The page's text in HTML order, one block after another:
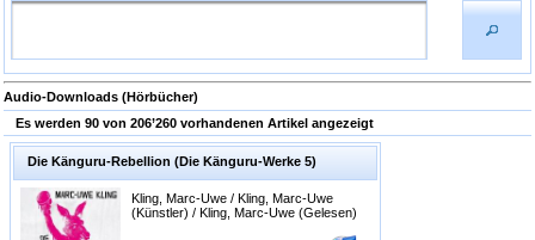
Audio-Downloads (Hörbücher)
Es werden 90 von 206’260 vorhandenen Artikel angezeigt
Die Känguru-Rebellion (Die Känguru-Werke 5)
Kling, Marc-Uwe / Kling, Marc-Uwe
(Künstler) / Kling, Marc-Uwe (Gelesen)